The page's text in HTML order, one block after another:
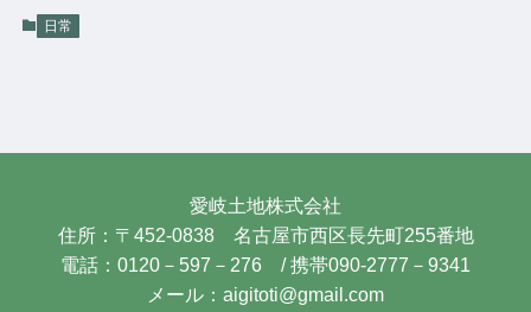
日常
愛岐土地株式会社
住所：〒452-0838 名古屋市西区長先町255番地
電話：0120－597－276 / 携帯090-2777－9341
メール：aigitoti@gmail.com